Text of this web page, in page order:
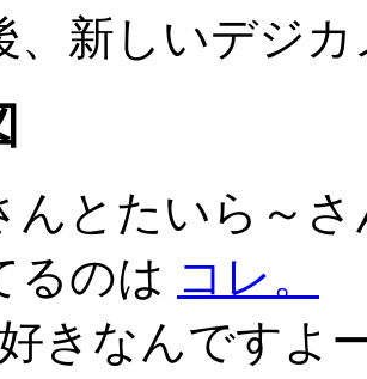
、新しいデジ
んとたいら～
るのは コレ。
きなんですよ